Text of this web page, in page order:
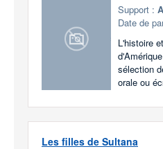
Support :
Date de
L'histoire
sélection
orale ou
Les filles de Sultana